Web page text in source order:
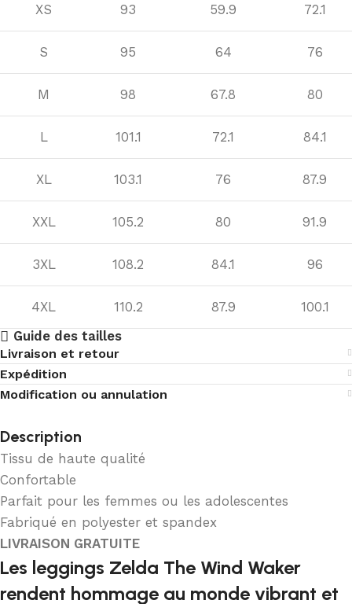
XS 93 59.9 72.1
S 95 64 76
M 98 67.8 80
L 101.1 72.1 84.1
XL 103.1 76 87.9
XXL 105.2 80 91.9
3XL 108.2 84.1 96
4XL 110.2 87.9
100.1
Guide des tailles
Livraison et retour
Expédition
Modification ou annulation
Description
Tissu de haute qualité
Confortable
Parfait pour les femmes ou les adolescentes
Fabriqué en polyester et spandex
LIVRAISON GRATUITE
Les leggings Zelda The Wind Waker
rendent hommage au monde vibrant et